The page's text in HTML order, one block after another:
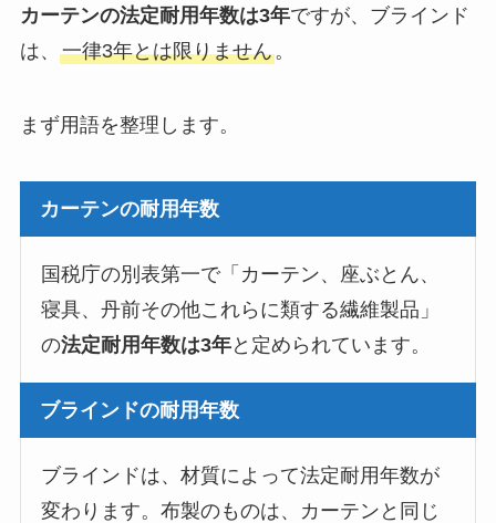
カーテンの法定耐用年数は3年ですが、ブラインド
は、 一律3年とは限りません。
まず用語を整理します。
カーテンの耐用年数
国税庁の別表第一で「カーテン、座ぶとん、
寝具、丹前その他これらに類する繊維製品」
の法定耐用年数は3年と定められています。
ブラインドの耐用年数
ブラインドは、材質によって法定耐用年数が
変わります。布製のものは、カーテンと同じ